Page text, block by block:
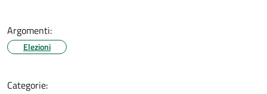
Argomenti:
Elezioni
Categorie: